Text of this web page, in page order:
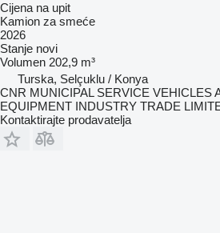
Cijena na upit
Kamion za smeće
2026
Stanje novi
Volumen 202,9 m³
Turska, Selçuklu / Konya
CNR MUNICIPAL SERVICE VEHICLES
EQUIPMENT INDUSTRY TRADE
Kontaktirajte prodavatelja